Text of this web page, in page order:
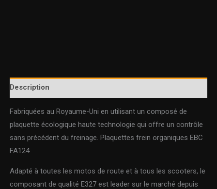
Description
Fabriquées au Royaume-Uni en utilisant un composé de
plaquette écologique haute technologie qui offre un contrôle
sans précédent du freinage. Plaquettes frein organiques EBC
FA124
Adapté à toutes les motos de route et à tous les scooters, le
composant de qualité E327 est leader sur le marché depuis